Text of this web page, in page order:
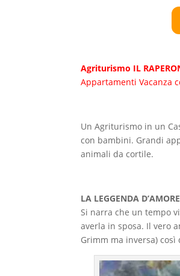
Agriturismo IL
Appartamenti Vacanza
Un Agriturismo in un
con bambini. Grandi
animali da cortile.
LA LEGGENDA
Si narra che un tempo
averla in sposa. Il vero
Grimm ma inversa)